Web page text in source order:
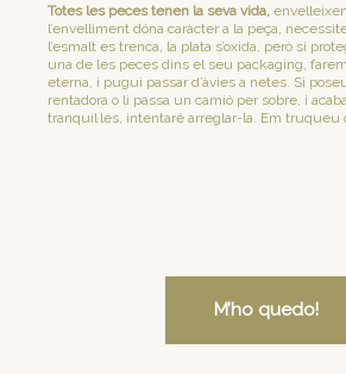
Totes les peces tenen la seva vida,
l’envelliment dóna caràcter a la peça,
l’esmalt es trenca, la plata s’oxida, però si
una de les peces dins el seu packaging,
eterna, i pugui passar d’àvies a netes. Si
rentadora o li passa un camió per sobre, i
tranquil·les, intentaré arreglar-la. Em truqueu
M’ho quedo!